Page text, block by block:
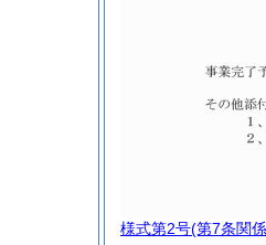
様式第2号(第7条関